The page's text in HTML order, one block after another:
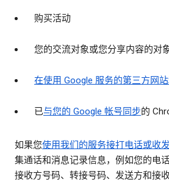
购买活动
您的交流对象或您分享内容的对
在使用 Google 服务的第三方网
已与您的 Google 帐号同步的
如果您使用我们的服务接打电话或收
集通话和消息记录信息，例如您的电
接收方号码、转接号码、发送方和接